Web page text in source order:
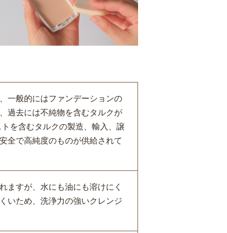
一般的にはファンデーションの
過去には不純物を含むタルクが
を含むタルクの製造、輸入、譲
全で高純度のものが供給されて
ますが、水にも油にも溶けにく
いため、洗浄力の強いクレンジ